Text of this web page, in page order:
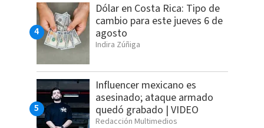
Dólar en Costa Rica: Tipo de
cambio para este jueves 6 de
agosto
Indira Zúñiga
Influencer mexicano es
asesinado; ataque armado
quedó grabado | VIDEO
Redacción Multimedios